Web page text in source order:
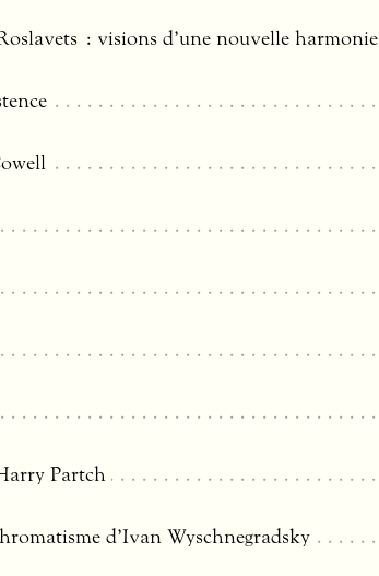
: visions d’une nouvelle harmonie
Partch
d’Ivan Wyschnegradsky